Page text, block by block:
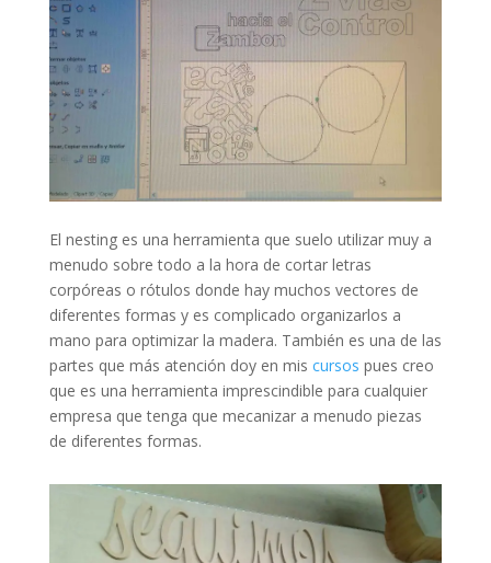
El nesting es una herramienta que suelo utilizar muy a
menudo sobre todo a la hora de cortar letras
corpóreas o rótulos donde hay muchos vectores de
diferentes formas y es complicado organizarlos a
mano para optimizar la madera. También es una de las
partes que más atención doy en mis cursos pues creo
que es una herramienta imprescindible para cualquier
empresa que tenga que mecanizar a menudo piezas
de diferentes formas.